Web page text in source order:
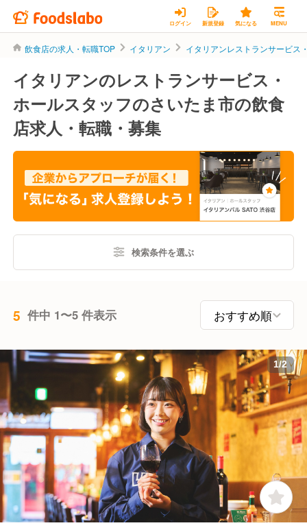
ログイン 新規登録 気になる MENU
飲食店の求人・転職TOP イタリアン イタリアンレストランサービス
イタリアンのレストランサービス・
ホールスタッフのさいたま市の飲食
店求人・転職・募集
検索条件を選ぶ
5 件中 1〜5 件表示
1/2